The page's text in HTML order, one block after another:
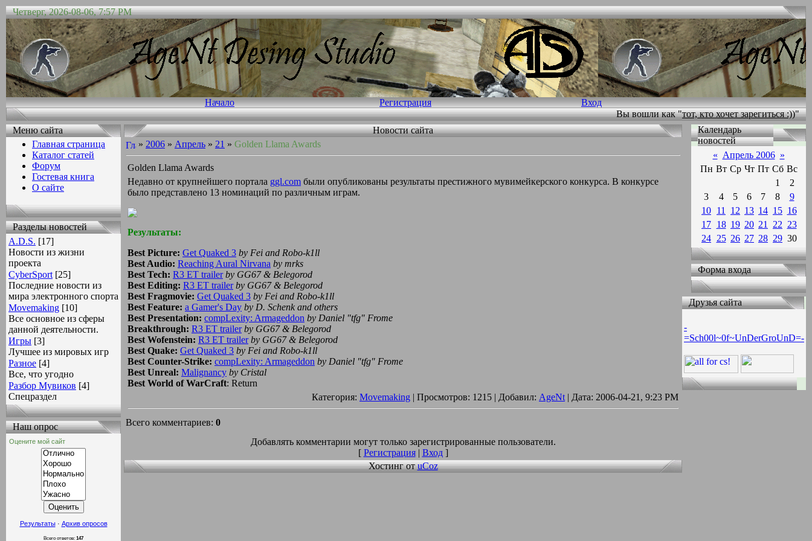
Четверг, 2026-08-06, 7:57 PM
Начало Регистрация
Вход
Вы вошли как "тот, кто хочет зарегиться :))"
Меню сайта
Главная страница
Каталог статей
Форум
Гостевая книга
О сайте
Разделы новостей
A.D.S. [17]
Новости из жизни
проекта
СyberSport [25]
Последние новости из
мира электронного спорта
Movemaking [10]
Все основное из сферы
данной деятельности.
Игры [3]
Лучшее из мировых игр
Разное [4]
Все, что угодно
Разбор Мувиков [4]
Спецраздел
Наш опрос
Оцените мой сайт
Результаты· Архив опросов
Всего ответов: 147
Новости сайта
» 2006 » Апрель » 21 » Golden Llama Awards
Golden Llama Awards
Недавно от крупнейшего портала ggl.com были опубликованы результаты престижного мувимейкерского конкурса. В конкурсе
было представлено 13 номинаций по различным играм.
Результаты:
Best Picture: Get Quaked 3 by Fei and Robo-k1ll
Best Audio: Reaching Aural Nirvana by mrks
Best Tech: R3 ET trailer by GG67 & Belegorod
Best Editing: R3 ET trailer by GG67 & Belegorod
Best Fragmovie: Get Quaked 3 by Fei and Robo-k1ll
Best Feature: a Gamer's Day by D. Schenk and others
Best Presentation: compLexity: Armageddon by Daniel "tfg" Frome
Breakthrough: R3 ET trailer by GG67 & Belegorod
Best Wofenstein: R3 ET trailer by GG67 & Belegorod
Best Quake: Get Quaked 3 by Fei and Robo-k1ll
Best Counter-Strike: compLexity: Armageddon by Daniel "tfg" Frome
Best Unreal: Malignancy by Cristal
Best World of WarCraft: Return
Категория: Movemaking | Просмотров: 1215 | Добавил: AgeNt | Дата: 2006-04-21, 9:23 PM
Всего комментариев: 0
Добавлять комментарии могут только зарегистрированные пользователи.
[ Регистрация| Вход]
Хостинг отuCoz
Календарь
новостей
« Апрель 2006 »
Пн Вт Ср Чт Пт Сб Вс
1
2
3
4 5 6 7 8
9
10 11 12 13 14 15 16
17 18 19 20 21 22 23
24 25 26 27 28 29 30
Форма входа
Друзья сайта
-
=Sch00l~0f~UnDerGroUnD=-